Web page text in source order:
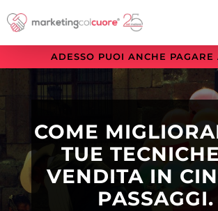
al
menu
di
navigazione
principale
al
contenuto
principale
alla
sezione
a
pagina
ADESSO PUOI ANCHE PAGARE
COME
TUE
VENDITA IN
PASSAGGI.